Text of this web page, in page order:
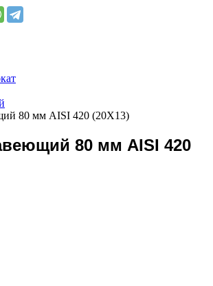
80 мм AISI 420 (20Х13)
80 мм AISI 420